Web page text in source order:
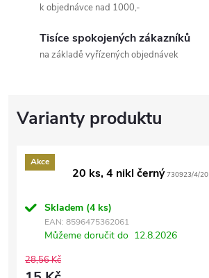
k objednávce nad 1000,-
Tisíce spokojených zákazníků
na základě vyřízených objednávek
Akce
20 ks, 4 nikl černý730923/4/20
Skladem (4 ks)
EAN: 8596475362061
Můžeme doručit do 12.8.2026
28,56 Kč